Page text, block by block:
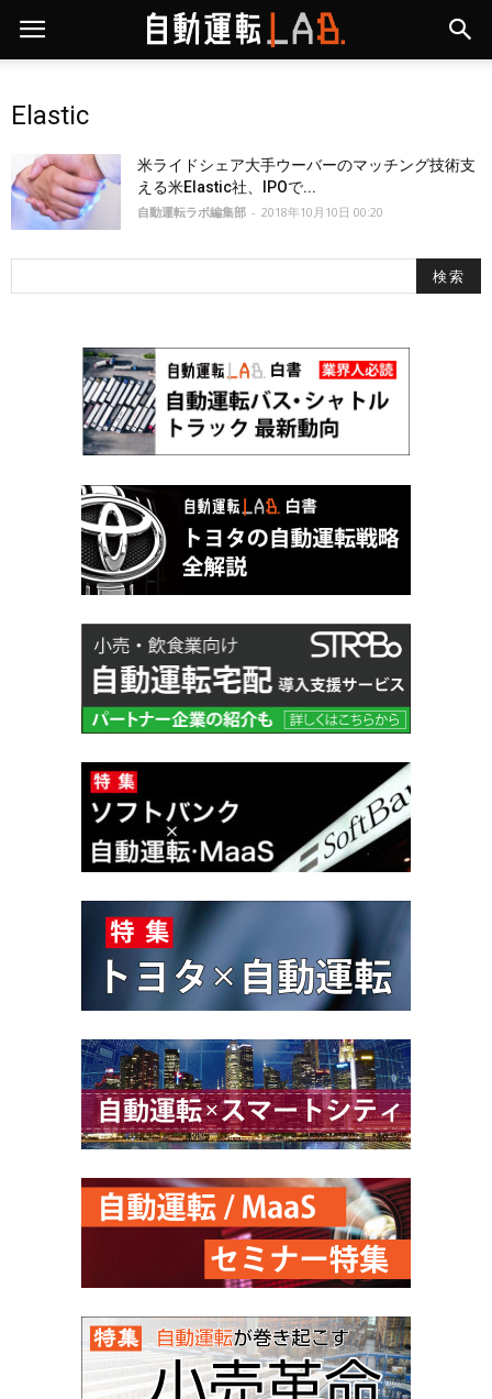
Elastic
米ライドシェア大手ウーバーのマッチング技術支
える米Elastic社、IPOで...
自動運転ラボ編集部 - 2018年10月10日 00:20